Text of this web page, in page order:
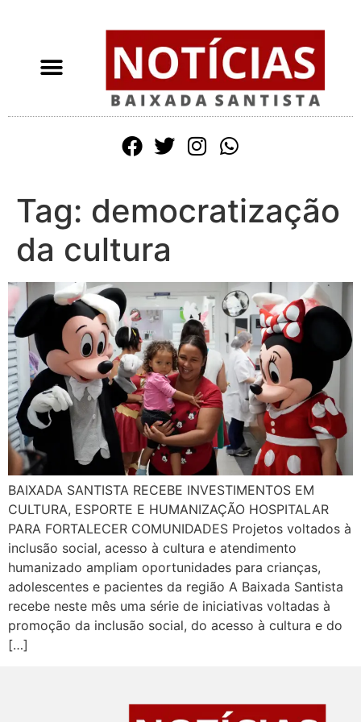
Tag: democratização
da cultura
BAIXADA SANTISTA RECEBE INVESTIMENTOS EM
CULTURA, ESPORTE E HUMANIZAÇÃO HOSPITALAR
PARA FORTALECER COMUNIDADES Projetos voltados à
inclusão social, acesso à cultura e atendimento
humanizado ampliam oportunidades para crianças,
adolescentes e pacientes da região A Baixada Santista
recebe neste mês uma série de iniciativas voltadas à
promoção da inclusão social, do acesso à cultura e do
[…]